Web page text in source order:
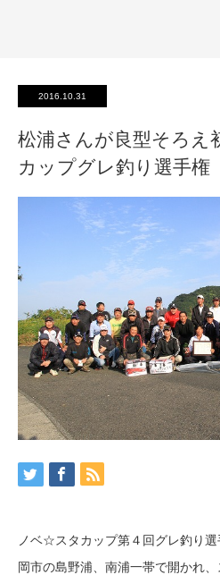
2016.10.31
松浦さんが良型そろ
カップグレ釣り選手権
ノベ☆スタカップ第４回グレ釣り
岡市の島野浦、南浦一帯で開かれ